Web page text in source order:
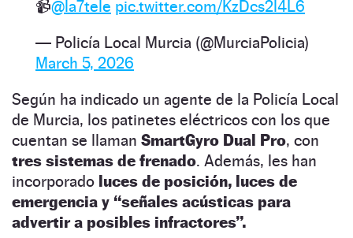
📹@la7tele pic.twitter.com/KzDcs2l4L6
— Policía Local Murcia (@MurciaPolicia)
March 5, 2026
Según ha indicado un agente de la Policía Local
de Murcia, los patinetes eléctricos con los que
cuentan se llaman SmartGyro Dual Pro, con
tres sistemas de frenado. Además, les han
incorporado luces de posición, luces de
emergencia y “señales acústicas para
advertir a posibles infractores”.